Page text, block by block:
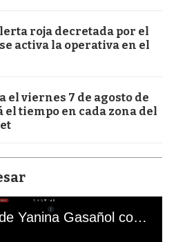
roja decretada por el
activa la operativa en el
el viernes 7 de agosto de
el tiempo en cada zona del
El mal momento de Yanina Gasañol con un hincha argentino en "Subrayado"